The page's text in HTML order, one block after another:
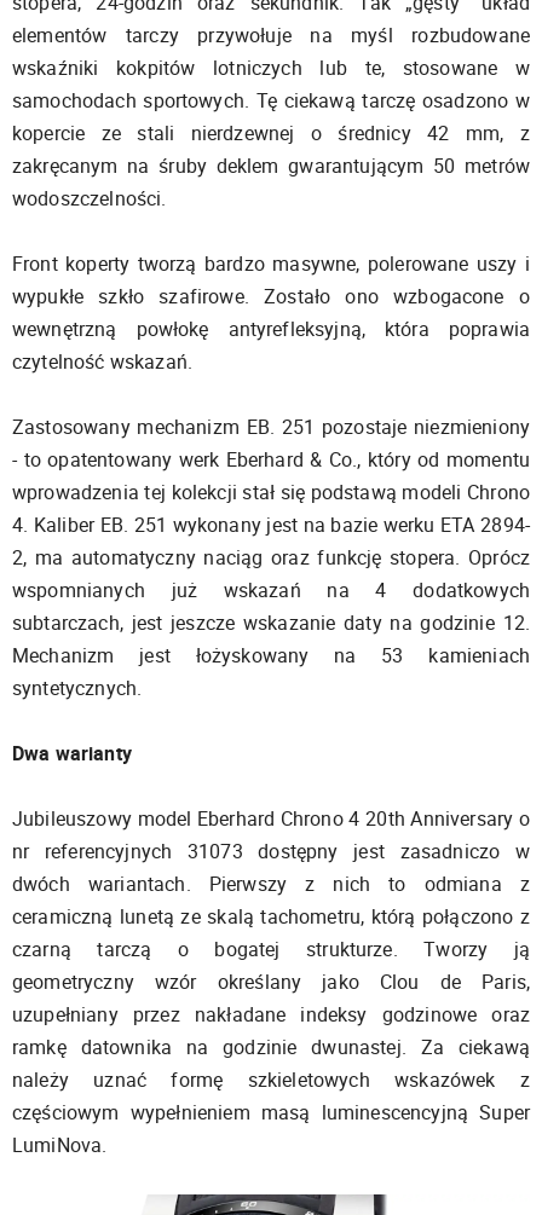
elementów tarczy przywołuje na myśl rozbudowane
wskaźniki kokpitów lotniczych lub te, stosowane w
samochodach sportowych. Tę ciekawą tarczę osadzono w
kopercie ze stali nierdzewnej o średnicy 42 mm, z
zakręcanym na śruby deklem gwarantującym 50 metrów
wodoszczelności.
Front koperty tworzą bardzo masywne, polerowane uszy i
wypukłe szkło szafirowe. Zostało ono wzbogacone o
wewnętrzną powłokę antyrefleksyjną, która poprawia
czytelność wskazań.
Zastosowany mechanizm EB. 251 pozostaje niezmieniony
- to opatentowany werk Eberhard & Co., który od momentu
wprowadzenia tej kolekcji stał się podstawą modeli Chrono
4. Kaliber EB. 251 wykonany jest na bazie werku ETA 2894-
2, ma automatyczny naciąg oraz funkcję stopera. Oprócz
wspomnianych już wskazań na 4 dodatkowych
subtarczach, jest jeszcze wskazanie daty na godzinie 12.
Mechanizm jest łożyskowany na 53 kamieniach
syntetycznych.
Dwa warianty
Jubileuszowy model Eberhard Chrono 4 20th Anniversary o
nr referencyjnych 31073 dostępny jest zasadniczo w
dwóch wariantach. Pierwszy z nich to odmiana z
ceramiczną lunetą ze skalą tachometru, którą połączono z
czarną tarczą o bogatej strukturze. Tworzy ją
geometryczny wzór określany jako Clou de Paris,
uzupełniany przez nakładane indeksy godzinowe oraz
ramkę datownika na godzinie dwunastej. Za ciekawą
należy uznać formę szkieletowych wskazówek z
częściowym wypełnieniem masą luminescencyjną Super
LumiNova.